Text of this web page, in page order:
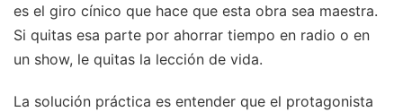
es el giro cínico que hace que esta obra sea maestra.
Si quitas esa parte por ahorrar tiempo en radio o en
un show, le quitas la lección de vida.
La solución práctica es entender que el protagonista